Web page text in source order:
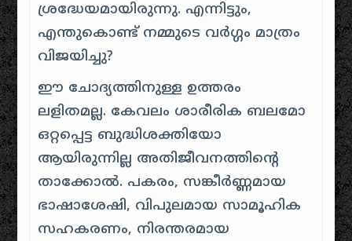
ശ്രദ്ധേയമായിരുന്നു. എന്നിട്ടും,
എന്തുകൊണ്ട് നമ്മുടെ വർഗ്ഗം മാത്രം
വിജയിച്ചു?
ഈ ചോദ്യത്തിനുള്ള ഉത്തരം
ലളിതമല്ല. കേവലം ശാരീരിക ബലമോ
ഒറ്റപ്പെട്ട ബുദ്ധിശക്തിയോ
ആയിരുന്നില്ല അതിജീവനത്തിൻ്റെ
താക്കോൽ. പകരം, സങ്കീർണ്ണമായ
ഭാഷാശേഷി, വിപുലമായ സാമൂഹിക
സഹകരണം, നിരന്തരമായ